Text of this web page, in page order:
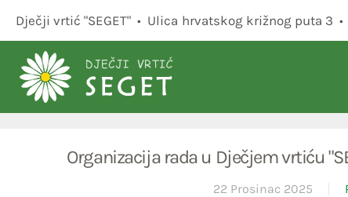
Skip to main content
Dječji vrtić "SEGET" • Ulica hrvatskog križnog puta 3
Organizacija rada u Dječjem vrtiću
22 Prosinac 2025